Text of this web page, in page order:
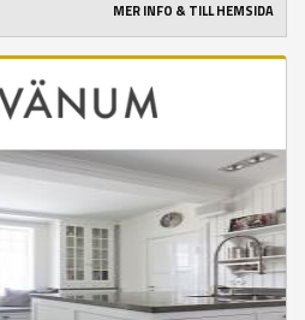
MER INFO & TILL HEMSIDA